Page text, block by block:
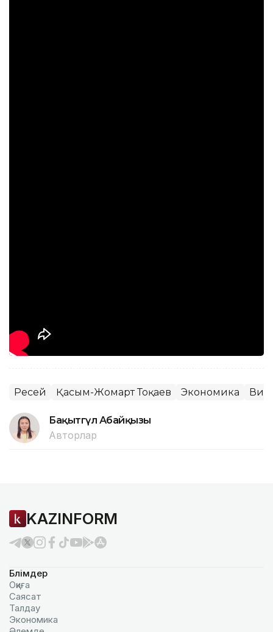
Ресей Қасым-Жомарт Тоқаев Экономика
Бақытгүл Абайқызы
Авторлар
KAZINFORM
Бөлімдер
Оқиға
Саясат
Талдау
Экономика